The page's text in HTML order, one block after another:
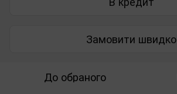
Замовити швидко
До обраного